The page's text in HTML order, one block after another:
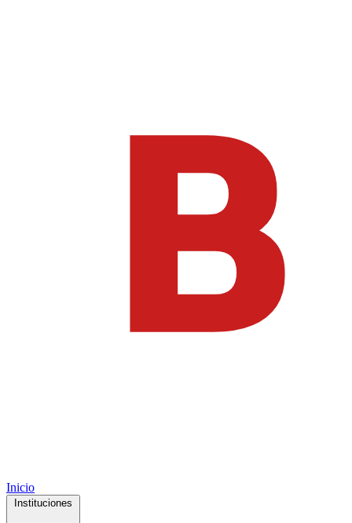
Inicio
Instituciones